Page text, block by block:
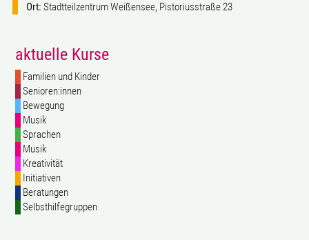
Ort: Stadtteilzentrum Weißensee, Pistoriusstraße 23
aktuelle Kurse
Familien und Kinder
Senioren:innen
Bewegung
Musik
Sprachen
Musik
Kreativität
Initiativen
Beratungen
Selbsthilfegruppen